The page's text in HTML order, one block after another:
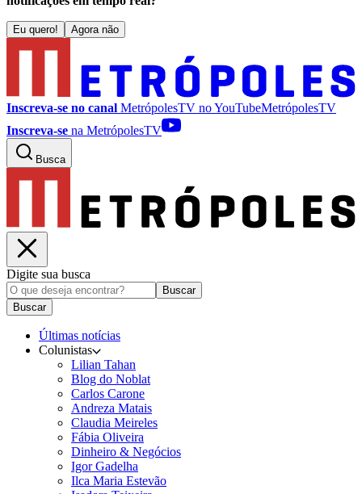
Eu quero! Agora não
Inscreva-se no canal MetrópolesTV noYouTubeMetrópolesTV
Inscreva-se na MetrópolesTV
Busca
Digite sua busca
Buscar
Buscar
Últimas notícias
Colunistas
Lilian Tahan
Blog do Noblat
Carlos Carone
Andreza Matais
Claudia Meireles
Fábia Oliveira
Dinheiro & Negócios
Igor Gadelha
Ilca Maria Estevão